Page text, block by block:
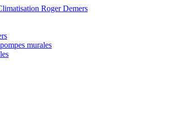
murales